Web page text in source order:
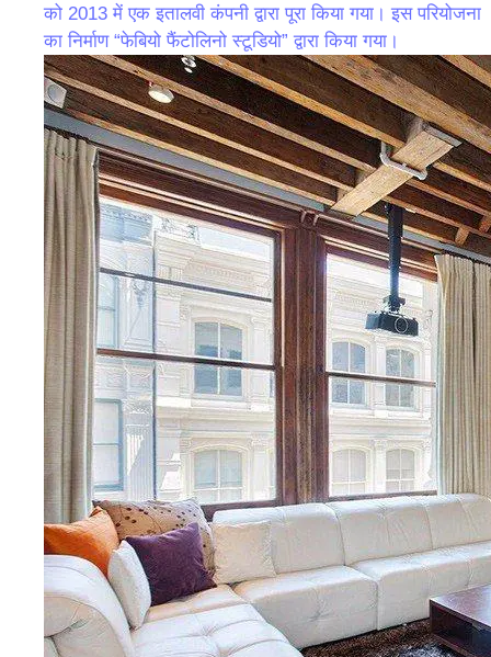
को 2013 में एक इतालवी कंपनी द्वारा पूरा किया गया। इस परियोजना
का निर्माण “फेबियो फैंटोलिनो स्टूडियो” द्वारा किया गया।